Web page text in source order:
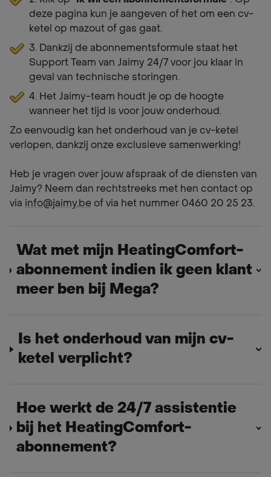
deze pagina kun je aangeven of het om een cv-
ketel op mazout of gas gaat.
3. Dankzij de abonnementsformule staat het
Support Team van Jaimy 24/7 voor jou klaar in
geval van technische storingen.
4. Het Jaimy-team houdt je op de hoogte
wanneer het tijd is voor jouw onderhoud.
Zo eenvoudig kan het onderhoud van je cv-ketel
verlopen, dankzij onze exclusieve samenwerking!
Heb je vragen over jouw afspraak of de diensten van
Jaimy? Neem dan rechtstreeks met hen contact op
via info@jaimy.be of via het nummer 0460 20 25 23.
Wat met mijn HeatingComfort-
abonnement indien ik geen klant
meer ben bij Mega?
Is het onderhoud van mijn cv-
ketel verplicht?
Hoe werkt de 24/7 assistentie
bij het HeatingComfort-
abonnement?